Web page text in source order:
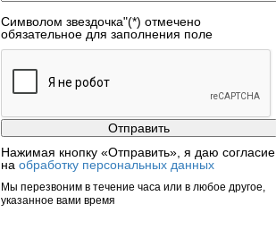
Символом звездочка"(*) отмечено
обязательное для заполнения поле
Нажимая кнопку «Отправить», я даю согласие
на обработку персональных данных
Мы перезвоним в течение часа или в любое другое,
указанное вами время